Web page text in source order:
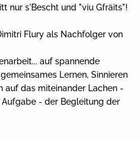
nur s'Bescht und "viu Gfräits"!
Flury als Nachfolger von
auf spannende
Lernen, Sinnieren
auf das miteinander Lachen -
- der Begleitung der